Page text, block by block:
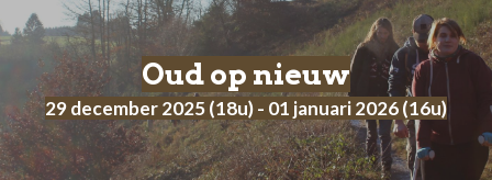
Oud op nieuw
29december2025(18u) - 01 januari2026(16u)